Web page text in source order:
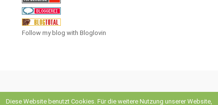
Follow my blog with Bloglovin
Diese Website benutzt Cookies. Für die weitere Nutzung unserer Website,